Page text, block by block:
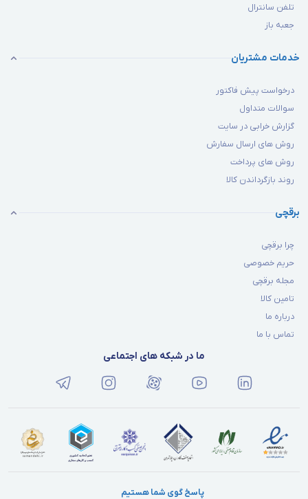
تلفن سانترال
جعبه باز
خدمات مشتریان
درخواست پیش فاکتور
سوالات متداول
گزارش خرابی در سایت
روش های ارسال سفارش
روش های پرداخت
روند بازگرداندن کالا
برقچی
چرا برقچی
حریم خصوصی
مجله برقچی
تامین کالا
درباره ما
تماس با ما
ما در شبکه های اجتماعی
پاسخ گوی شما هستیم